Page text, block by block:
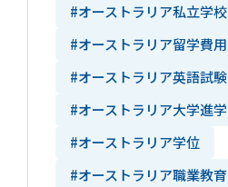
#オーストラリア私立学校
#オーストラリア留学費用
#オーストラリア英語試験
#オーストラリア大学進学
#オーストラリア学位
#オーストラリア職業教育